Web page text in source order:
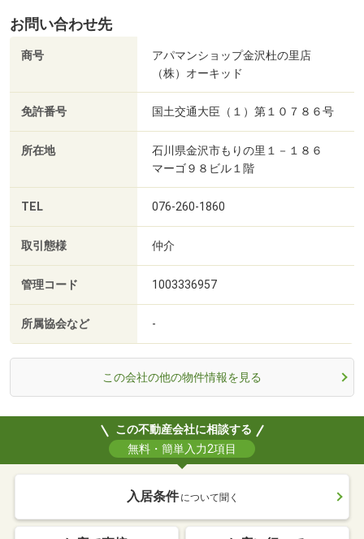
お問い合わせ先
商号
アパマンショップ金沢杜の里店
（株）オーキッド
免許番号 国土交通大臣（１）第１０７８６号
所在地
石川県金沢市もりの里１－１８６
マーゴ９８ビル１階
TEL 076-260-1860
取引態様 仲介
管理コード 1003336957
所属協会など -
この会社の他の物件情報を見る
この不動産会社に相談する
無料・簡単入力2項目
入居条件 について聞く